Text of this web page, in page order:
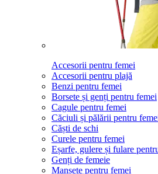
Accesorii pentru femei
Accesorii pentru plajă
Benzi pentru femei
Borsete și genți pentru femei
Cagule pentru femei
Căciuli și pălării pentru
Căști de schi
Curele pentru femei
Eșarfe, gulere și fulare
Genți de femeie
Manșete pentru femei